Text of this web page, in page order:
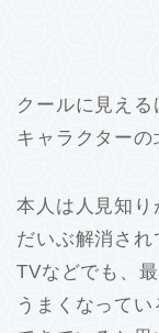
クールに見え
キャラクターの
本人は人見知
だいぶ解消され
TVなどでも、
うまくなって